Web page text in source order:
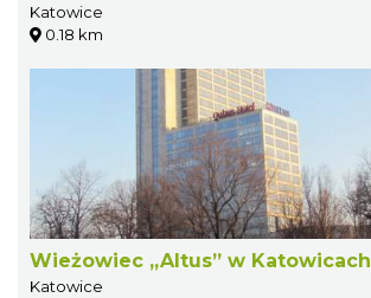
Katowice
0.18 km
Wieżowiec „Altus” w Katowicach
Katowice